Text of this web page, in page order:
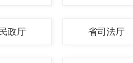
政厅 省司法厅